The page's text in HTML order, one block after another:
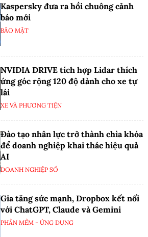
Kaspersky đưa ra hồi chuông cảnh
báo mới
BẢO MẬT
NVIDIA DRIVE tích hợp Lidar thích
ứng góc rộng 120 độ dành cho xe tự
lái
XE VÀ PHƯƠNG TIỆN
Đào tạo nhân lực trở thành chìa khóa
để doanh nghiệp khai thác hiệu quả
AI
DOANH NGHIỆP SỐ
Gia tăng sức mạnh, Dropbox kết nối
với ChatGPT, Claude và Gemini
PHẦN MỀM - ỨNG DỤNG